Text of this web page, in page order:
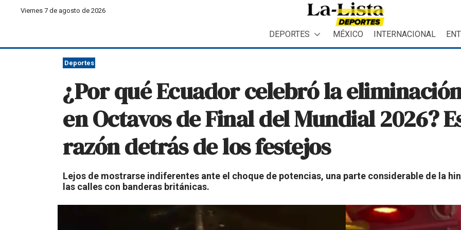
Viernes 7 de agosto de 2026
DEPORTES MÉXICO INTERNACIONAL
Deportes
¿Por qué Ecuador celebró la
en Octavos de Final del Mundial 2026?
razón detrás de los festejos
Lejos de mostrarse indiferentes ante el choque de potencias, una parte considerable de la
las calles con banderas británicas.